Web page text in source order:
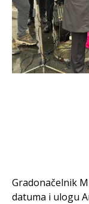
Gradonačelnik
datuma i ulogu